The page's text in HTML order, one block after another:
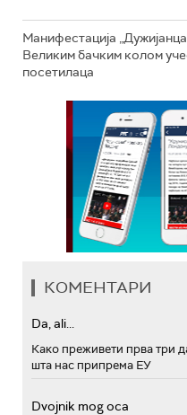
Манифестација
Великим бачким колом
посетилаца
КОМЕНТАРИ
Da, ali...
Како преживети прва три
шта нас припрема ЕУ
Dvojnik mog oca